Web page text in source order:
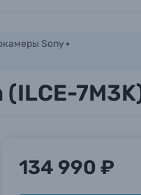
Sony
134 990 ₽